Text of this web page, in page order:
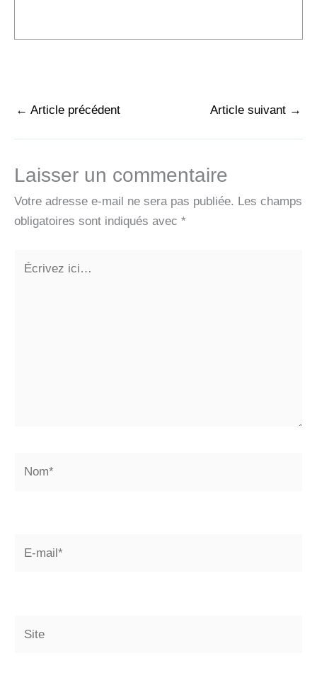
← Article précédent Article suivant →
Laisser un commentaire
Votre adresse e-mail ne sera pas publiée. Les champs
obligatoires sont indiqués avec *